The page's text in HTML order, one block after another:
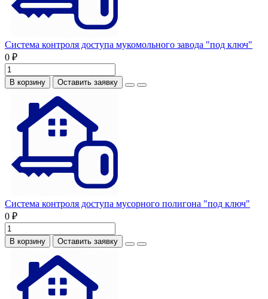
Система контроля доступа мукомольного завода "под ключ"
0 ₽
В корзину Оставить заявку
Система контроля доступа мусорного полигона "под ключ"
0 ₽
В корзину Оставить заявку